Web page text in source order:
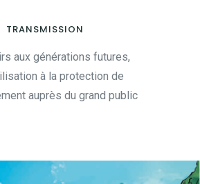
TRANSMISSION
aux générations futures,
à la protection de
auprès du grand public